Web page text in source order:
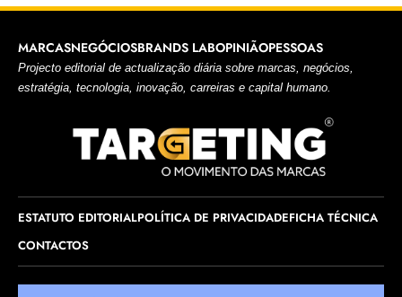
MARCASNEGÓCIOSBRANDS LABOPINIÃOPESSOAS
Projecto editorial de actualização diária sobre marcas, negócios,
estratégia, tecnologia, inovação, carreiras e capital humano.
ESTATUTO EDITORIALPOLÍTICA DE PRIVACIDADEFICHA TÉCNICA
CONTACTOS